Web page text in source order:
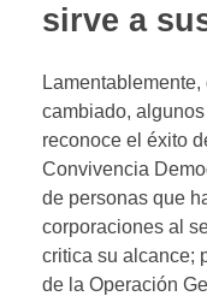
sirve a
cambiado,
reconoce el éxito
Convivencia
de personas que
corporaciones al
critica su alcance;
de la Operación